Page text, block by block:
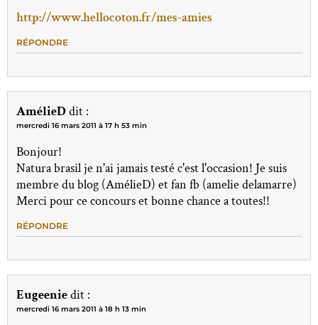
http://www.hellocoton.fr/mes-amies
RÉPONDRE
AmélieDdit :
mercredi 16 mars 2011 à 17 h 53 min
Bonjour!
Natura brasil je n'ai jamais testé c'est l'occasion! Je suis
membre du blog (AmélieD) et fan fb (amelie delamarre)
Merci pour ce concours et bonne chance a toutes!!
RÉPONDRE
Eugeeniedit :
mercredi 16 mars 2011 à 18 h 13 min